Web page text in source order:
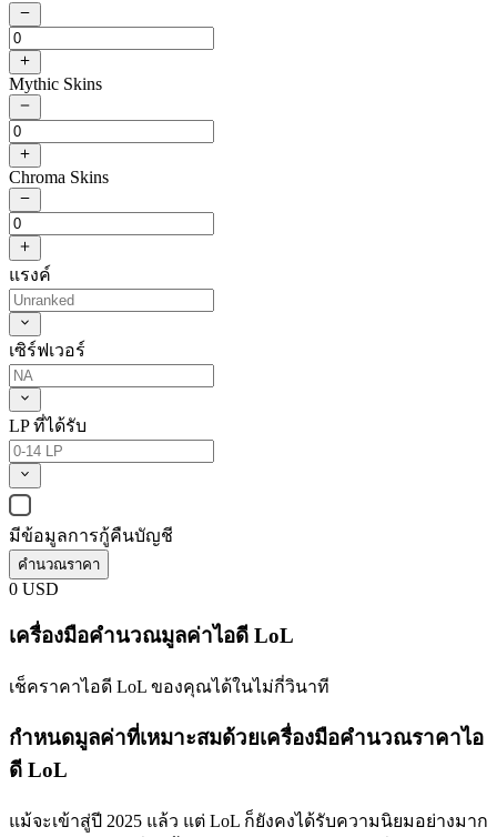
Mythic Skins
Chroma Skins
แรงค์
เซิร์ฟเวอร์
LP ที่ได้รับ
มีข้อมูลการกู้คืนบัญชี
คำนวณราคา
0 USD
เครื่องมือคำนวณมูลค่าไอดี LoL
เช็คราคาไอดี LoL ของคุณได้ในไม่กี่วินาที
กำหนดมูลค่าที่เหมาะสมด้วยเครื่องมือคำนวณราคาไอ
ดี LoL
แม้จะเข้าสู่ปี 2025 แล้ว แต่ LoL ก็ยังคงได้รับความนิยมอย่างมาก